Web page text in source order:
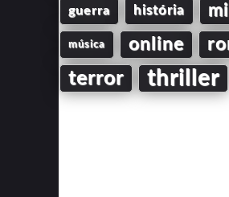
guerra história
música online
terror thriller